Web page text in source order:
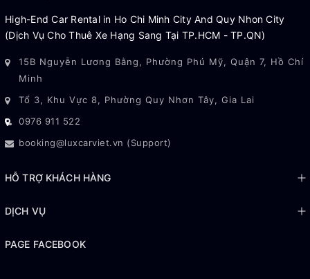
High-End Car Rental in Ho Chi Minh City And Quy Nhon City
(Dịch Vụ Cho Thuê Xe Hạng Sang Tại TP.HCM - TP.QN)
15B Nguyễn Lương Bằng, Phường Phú Mỹ, Quận 7, Hồ Chí
Minh
Tổ 3, Khu Vực 8, Phường Quy Nhơn Tây, Gia Lai
0976 911 522
booking@luxcarviet.vn (Support)
HỖ TRỢ KHÁCH HÀNG
DỊCH VỤ
PAGE FACEBOOK